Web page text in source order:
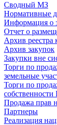
Сводный МЗ
Нормативные
Информация о
Отчет о
Архив реестра
Архив закупок
Закупки вне
Торги по
земельные
Торги по
Продажа прав
Партнеры
Реализация